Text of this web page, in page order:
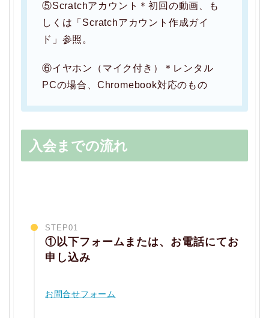
⑤Scratchアカウント＊初回の動画、も
しくは「Scratchアカウント作成ガイ
ド」参照。
⑥イヤホン（マイク付き）＊レンタル
PCの場合、Chromebook対応のもの
入会までの流れ
STEP01
①以下フォームまたは、お電話にてお
申し込み
お問合せフォーム